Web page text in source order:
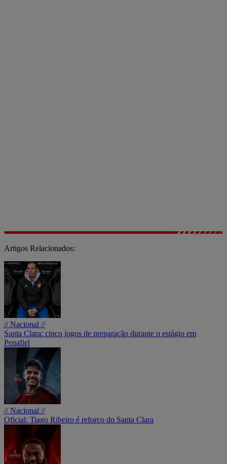
Artigos Relacionados:
// Nacional //
Santa Clara: cinco jogos de preparação durante o estágio em
Penafiel
// Nacional //
Oficial: Tiago Ribeiro é reforço do Santa Clara